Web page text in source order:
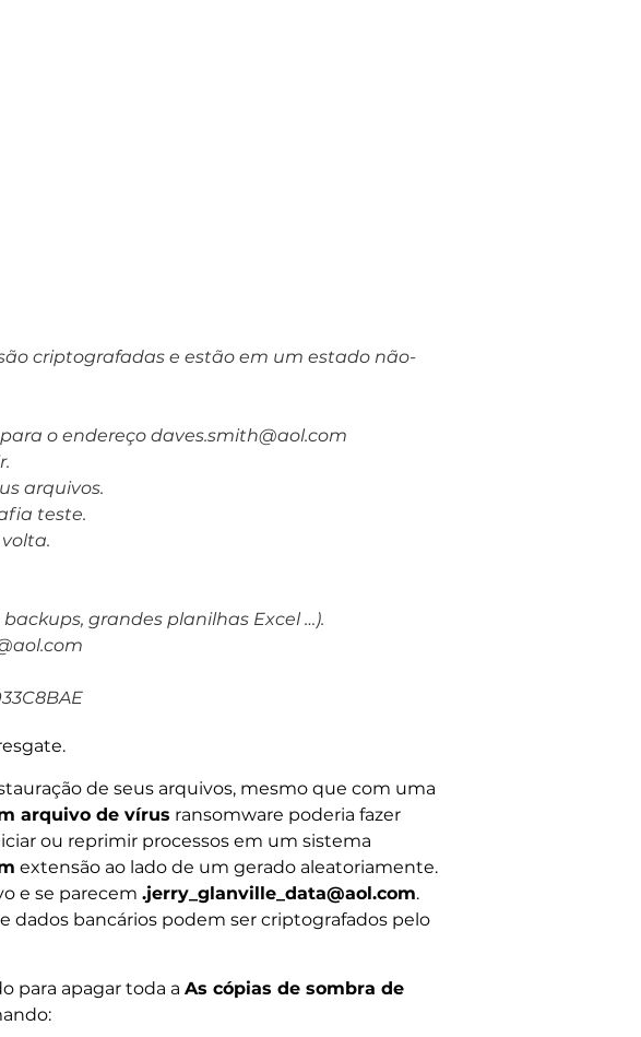
criptografadas e estão em um estado não-
o endereço daves.smith@aol.com
arquivos.
teste.
grandes planilhas Excel …).
de seus arquivos, mesmo que com uma
arquivo de vírus ransomware poderia fazer
ou reprimir processos em um sistema
extensão ao lado de um gerado aleatoriamente.
e se parecem .jerry_glanville_data@aol.com.
dados bancários podem ser criptografados pelo
para apagar toda a As cópias de sombra de